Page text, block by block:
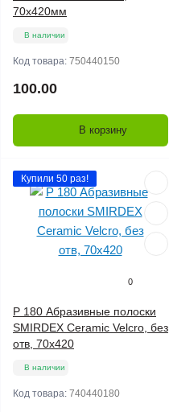
70х420мм
В наличии
Код товара: 750440150
100.00
В корзину
Купили 50 раз!
0
P 180 Абразивные полоски
SMIRDEX Ceramic Velcro, без
отв, 70х420
В наличии
Код товара: 740440180